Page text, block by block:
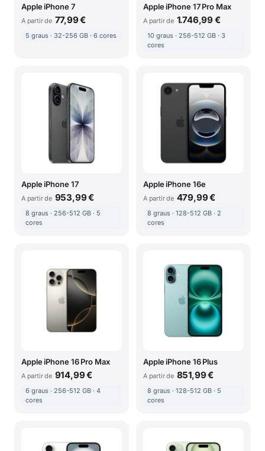
Apple iPhone 7
A partir de 77,99 €
5 graus · 32-256 GB · 6 cores
Apple iPhone 17 Pro Max
A partir de 1.746,99 €
10 graus · 256-512 GB · 3
cores
Apple iPhone 17
A partir de 953,99 €
8 graus · 256-512 GB · 5
cores
Apple iPhone 16e
A partir de 479,99 €
8 graus · 128-512 GB · 2
cores
Apple iPhone 16 Pro Max
A partir de 914,99 €
6 graus · 256-512 GB · 4
cores
Apple iPhone 16 Plus
A partir de 851,99 €
8 graus · 128-512 GB · 5
cores